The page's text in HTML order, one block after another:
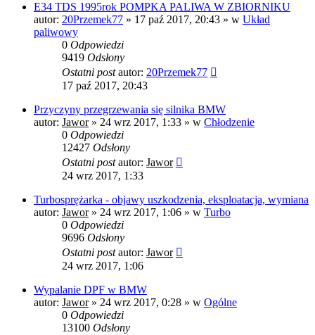
E34 TDS 1995rok POMPKA PALIWA W ZBIORNIKU
autor: 20Przemek77 » 17 paź 2017, 20:43 » w Układ
paliwowy
0 Odpowiedzi
9419 Odsłony
Ostatni postautor: 20Przemek77
17 paź 2017, 20:43
Przyczyny przegrzewania się silnika BMW
autor: Jawor» 24 wrz 2017, 1:33 » w Chłodzenie
0 Odpowiedzi
12427 Odsłony
Ostatni postautor: Jawor
24 wrz 2017, 1:33
Turbosprężarka - objawy uszkodzenia, eksploatacja, wymiana
autor: Jawor» 24 wrz 2017, 1:06 » w Turbo
0 Odpowiedzi
9696 Odsłony
Ostatni postautor: Jawor
24 wrz 2017, 1:06
Wypalanie DPF w BMW
autor: Jawor» 24 wrz 2017, 0:28 » w Ogólne
0 Odpowiedzi
13100 Odsłony